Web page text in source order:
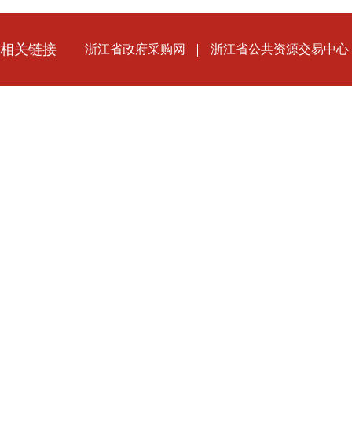
相关链接 浙江省政府采购网 浙江省公共资源交易中心